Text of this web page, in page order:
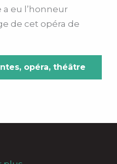
eu l’honneur
de cet opéra de
, opéra, théâtre